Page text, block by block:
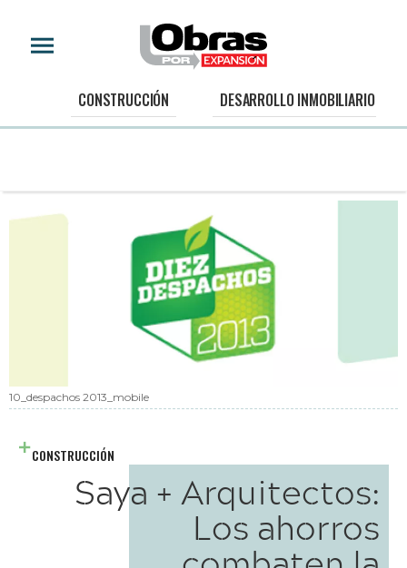
CONSTRUCCIÓN DESARROLLO INMOBILIARIO
10_despachos 2013_mobile
CONSTRUCCIÓN
Saya + Arquitectos:
Los ahorros